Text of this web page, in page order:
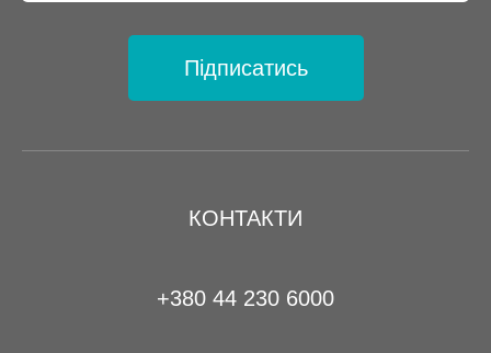
КОНТАКТИ
+380 44 230 6000
Підписатись